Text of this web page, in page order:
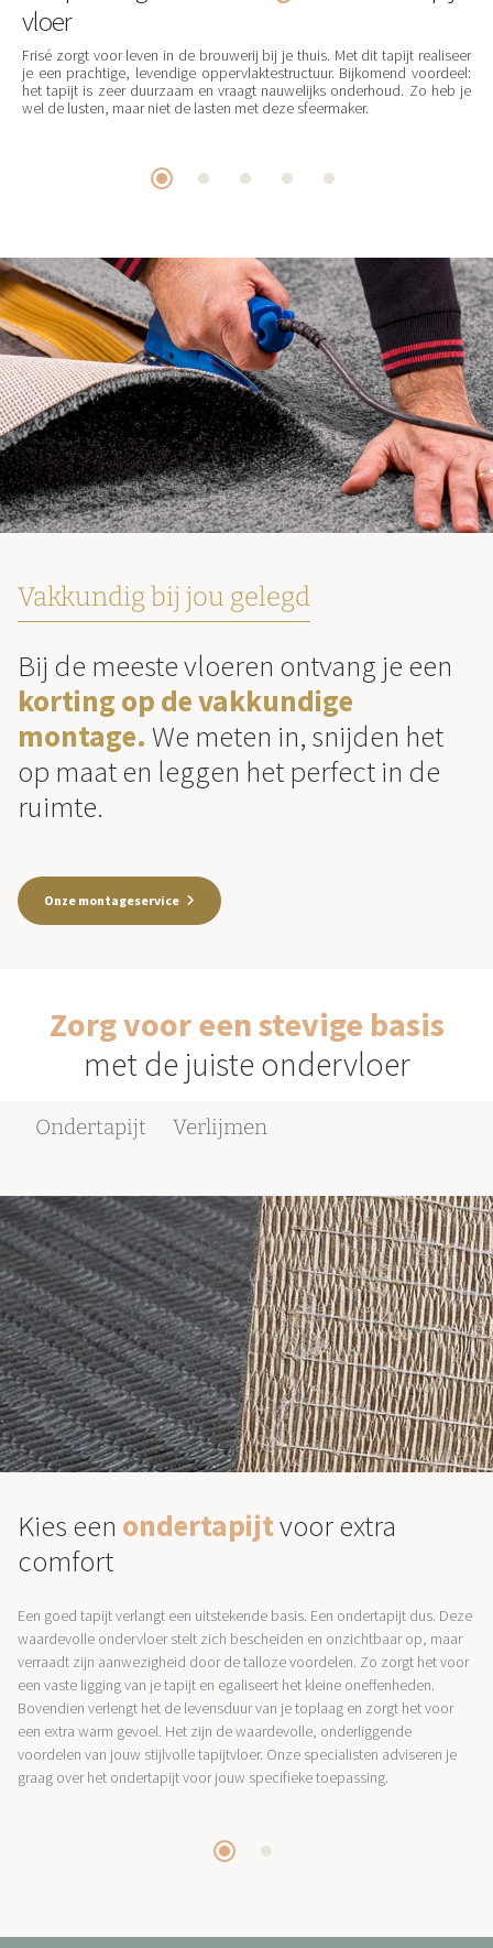
vloer
Frisé zorgt voor leven in de brouwerij bij je thuis. Met dit tapijt realiseer
je een prachtige, levendige oppervlaktestructuur. Bijkomend voordeel:
het tapijt is zeer duurzaam en vraagt nauwelijks onderhoud. Zo heb je
wel de lusten, maar niet de lasten met deze sfeermaker.
Vakkundig bij jou gelegd
Bij de meeste vloeren ontvang je een
korting op de vakkundige
montage. We meten in, snijden het
op maat en leggen het perfect in de
ruimte.
Onze montageservice
Zorg voor een stevige basis
met de juiste ondervloer
Ondertapijt Verlijmen
Kies een ondertapijtvoor extra
comfort
Een goed tapijt verlangt een uitstekende basis. Een ondertapijt dus. Deze
waardevolle ondervloer stelt zich bescheiden en onzichtbaar op, maar
verraadt zijn aanwezigheid door de talloze voordelen. Zo zorgt het voor
een vaste ligging van je tapijt en egaliseert het kleine oneffenheden.
Bovendien verlengt het de levensduur van je toplaag en zorgt het voor
een extra warm gevoel. Het zijn de waardevolle, onderliggende
voordelen van jouw stijlvolle tapijtvloer. Onze specialisten adviseren je
graag over het ondertapijt voor jouw specifieke toepassing.